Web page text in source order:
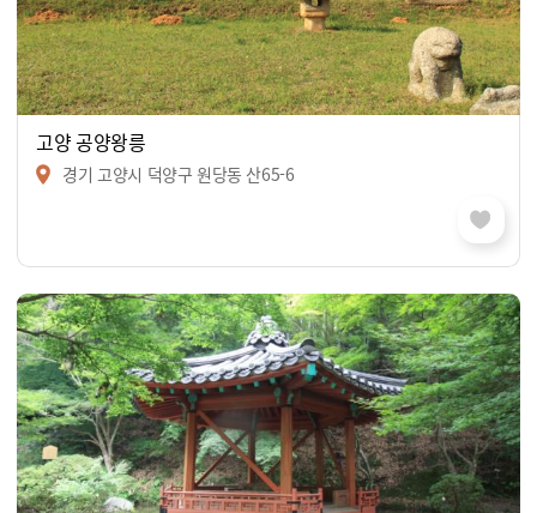
고양 공양왕릉
경기 고양시 덕양구 원당동 산65-6